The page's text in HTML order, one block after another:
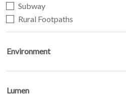
UNSERE
Subway
Rural Footpaths
Environment
Lumen